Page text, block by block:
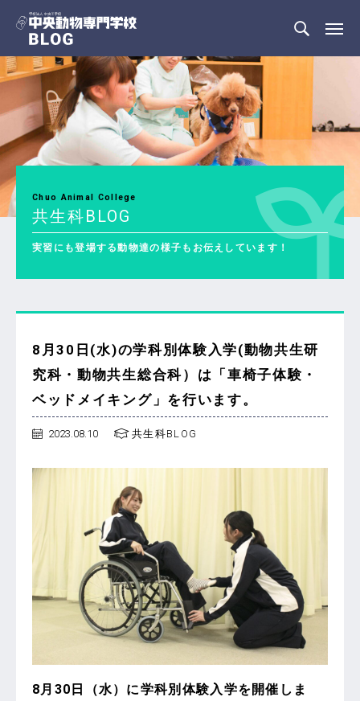
Chuo Animal College
共生科BLOG
実習にも登場する動物達の様子もお伝えしています！
8月30日(水)の学科別体験入学(動物共生研
究科・動物共生総合科）は「車椅子体験・
ベッドメイキング」を行います。
2023.08.10 共生科BLOG
8月30日（水）に学科別体験入学を開催しま